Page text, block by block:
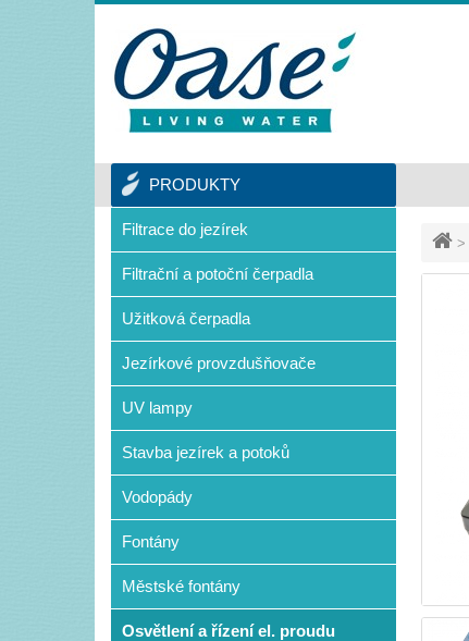
>
PRODUKTY
Filtrace do jezírek
Filtrační a potoční čerpadla
Užitková čerpadla
Jezírkové provzdušňovače
UV lampy
Stavba jezírek a potoků
Vodopády
Fontány
Městské fontány
Osvětlení a řízení el. proudu